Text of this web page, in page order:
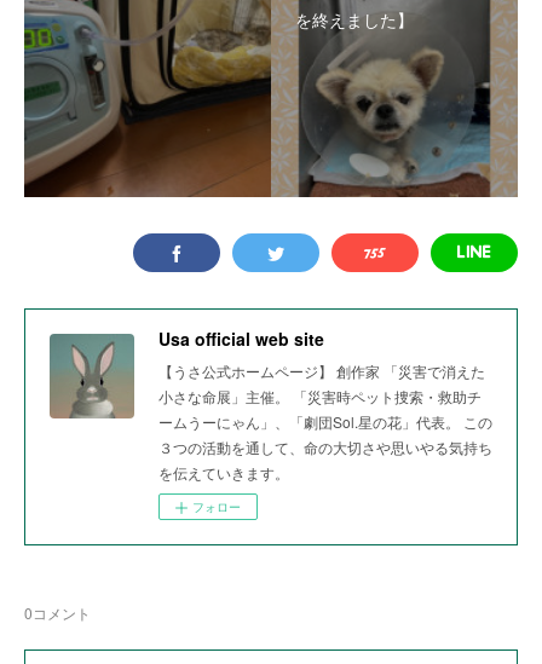
を終えました】
Usa official web site
【うさ公式ホームページ】 創作家 「災害で消えた
小さな命展」主催。 「災害時ペット捜索・救助チ
ームうーにゃん」、「劇団Sol.星の花」代表。 この
３つの活動を通して、命の大切さや思いやる気持ち
を伝えていきます。
フォロー
0コメント